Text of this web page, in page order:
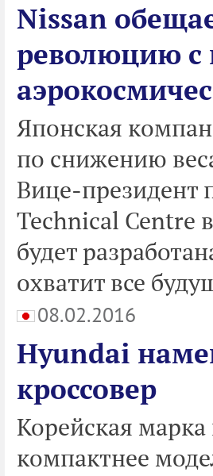
Nissan
революцию
Японская
по снижению
Вице-президент
Technical Centre
будет
охватит все
08.02.2016
Hyundai
кроссовер
Корейская марка
компактнее